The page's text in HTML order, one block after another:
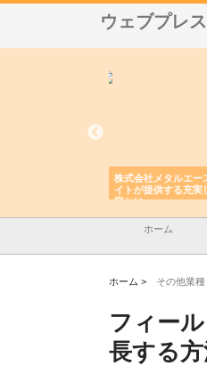
ウェブプレ
株式会社ＣＳＡの
みを徹底解説
ホーム
ホーム > その他業種
フィー
長する